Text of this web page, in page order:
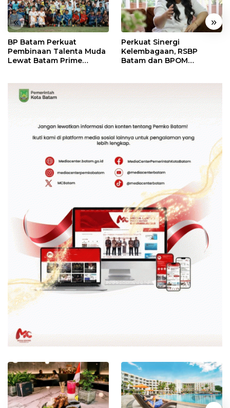
« »
BP Batam Perkuat
Pembinaan Talenta Muda
Lewat Batam Prime
Perkuat Sinergi
Kelembagaan, RSBP
Batam dan BPOM